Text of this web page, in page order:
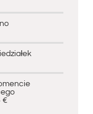
€